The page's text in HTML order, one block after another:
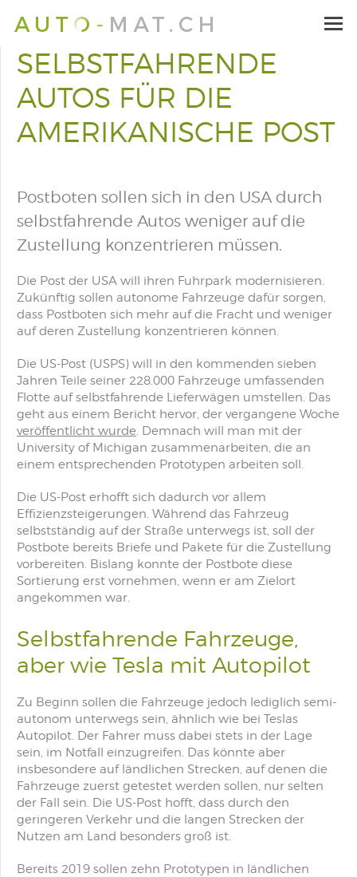
SELBSTFAHRENDE
AUTOS FÜR DIE
AMERIKANISCHE POST
Postboten sollen sich in den USA durch
selbstfahrende Autos weniger auf die
Zustellung konzentrieren müssen.
Die Post der USA will ihren Fuhrpark modernisieren.
Zukünftig sollen autonome Fahrzeuge dafür sorgen,
dass Postboten sich mehr auf die Fracht und weniger
auf deren Zustellung konzentrieren können.
Die US-Post (USPS) will in den kommenden sieben
Jahren Teile seiner 228.000 Fahrzeuge umfassenden
Flotte auf selbstfahrende Lieferwägen umstellen. Das
geht aus einem Bericht hervor, der vergangene Woche
veröffentlicht wurde. Demnach will man mit der
University of Michigan zusammenarbeiten, die an
einem entsprechenden Prototypen arbeiten soll.
Die US-Post erhofft sich dadurch vor allem
Effizienzsteigerungen. Während das Fahrzeug
selbstständig auf der Straße unterwegs ist, soll der
Postbote bereits Briefe und Pakete für die Zustellung
vorbereiten. Bislang konnte der Postbote diese
Sortierung erst vornehmen, wenn er am Zielort
angekommen war.
Selbstfahrende Fahrzeuge,
aber wie Tesla mit Autopilot
Zu Beginn sollen die Fahrzeuge jedoch lediglich semi-
autonom unterwegs sein, ähnlich wie bei Teslas
Autopilot. Der Fahrer muss dabei stets in der Lage
sein, im Notfall einzugreifen. Das könnte aber
insbesondere auf ländlichen Strecken, auf denen die
Fahrzeuge zuerst getestet werden sollen, nur selten
der Fall sein. Die US-Post hofft, dass durch den
geringeren Verkehr und die langen Strecken der
Nutzen am Land besonders groß ist.
Bereits 2019 sollen zehn Prototypen in ländlichen